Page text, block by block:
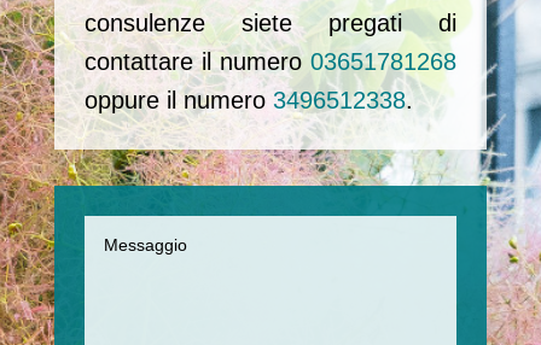
consulenze siete pregati di
contattare il numero03651781268
oppure il numero 3496512338.